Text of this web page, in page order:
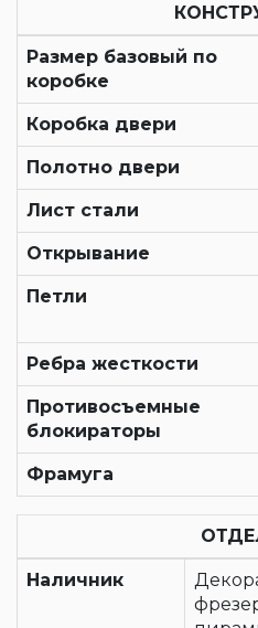
Размер базовый по
коробке
Коробка двери
Полотно двери
Лист стали
Открывание
Петли
Ребра жесткости
Противосъемные
блокираторы
Фрамуга
Наличник